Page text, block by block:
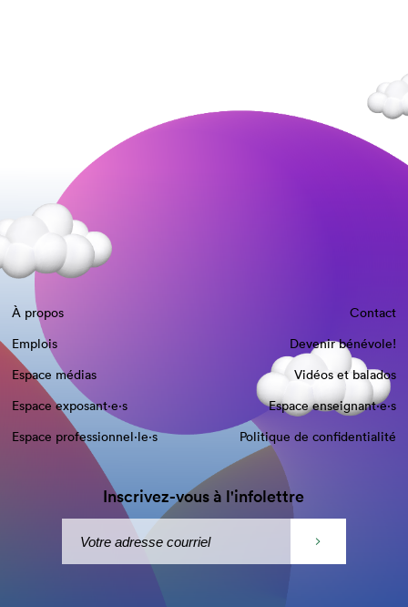
À propos
Contact
Emplois
Devenir bénévole!
Espace médias
Vidéos et balados
Espace exposant·e⋅s
Espace enseignant·e⋅s
Espace professionnel·le⋅s
Politique de confidentialité
Inscrivez-vous à l'infolettre